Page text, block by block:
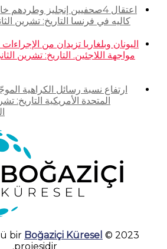
اعتقال 4صحفيين إنجليز
كاليه في فرنسا التاريخ: تشرين الثاني 2016 – الدولة:
اليونان وبلغاريا تزيدان من
ارتفاع نسبة رسائل الكراهية
2023 © Utanç Günlüğü bir
Boğaziçi Küresel
projesidir.